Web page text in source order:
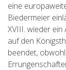
eine
Biedermeier
XVIII. wieder
auf den
beendet,